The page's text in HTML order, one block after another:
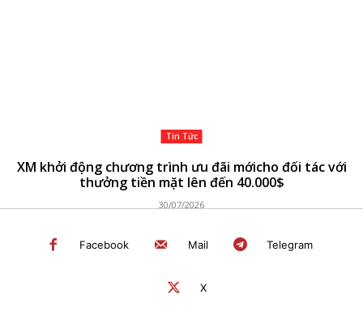
Tin Tức
XM khởi động chương trình ưu đãi mớicho đối tác với
thưởng tiền mặt lên đến 40.000$
30/07/2026
Facebook Mail Telegram
X